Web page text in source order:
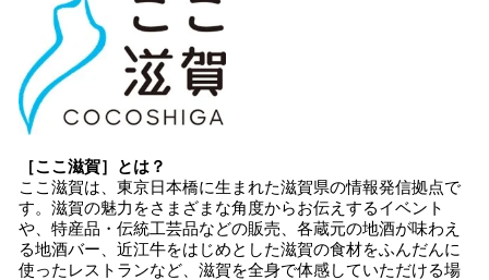
［ここ滋賀］とは？
ここ滋賀は、東京日本橋に生まれた滋賀県の情報発信拠点で
す。滋賀の魅力をさまざまな角度からお伝えするイベント
や、特産品・伝統工芸品などの販売、各蔵元の地酒が味わえ
る地酒バー、近江牛をはじめとした滋賀の食材をふんだんに
使ったレストランなど、滋賀を全身で体感していただける場